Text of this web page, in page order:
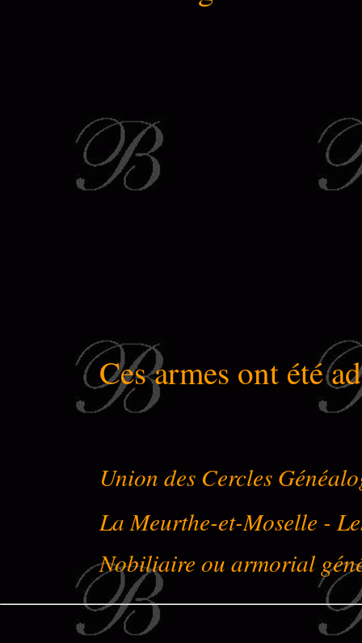
Ces armes ont été
Union des Cercles
La Meurthe-et-Moselle -
Nobiliaire ou armorial